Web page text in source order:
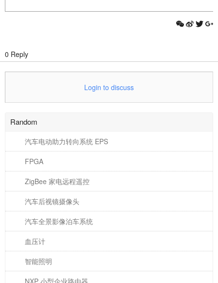
0 Reply
Login to discuss
Random
汽车电动助力转向系统 EPS
FPGA
ZigBee 家电远程遥控
汽车后视镜摄像头
汽车全景影像泊车系统
血压计
智能照明